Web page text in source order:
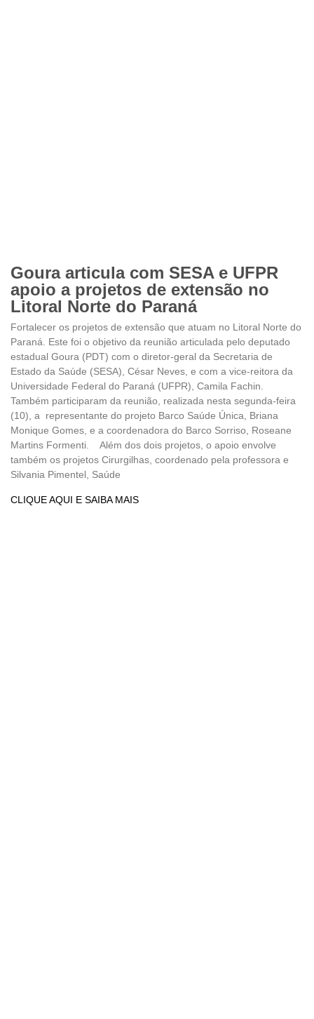
Goura articula com SESA e UFPR
apoio a projetos de extensão no
Litoral Norte do Paraná
Fortalecer os projetos de extensão que atuam no Litoral Norte do
Paraná. Este foi o objetivo da reunião articulada pelo deputado
estadual Goura (PDT) com o diretor-geral da Secretaria de
Estado da Saúde (SESA), César Neves, e com a vice-reitora da
Universidade Federal do Paraná (UFPR), Camila Fachin.
Também participaram da reunião, realizada nesta segunda-feira
(10), a representante do projeto Barco Saúde Única, Briana
Monique Gomes, e a coordenadora do Barco Sorriso, Roseane
Martins Formenti. Além dos dois projetos, o apoio envolve
também os projetos Cirurgilhas, coordenado pela professora e
Silvania Pimentel, Saúde
CLIQUE AQUI E SAIBA MAIS